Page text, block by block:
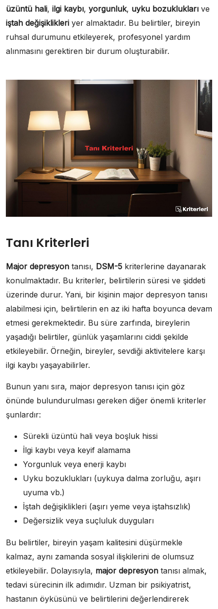
üzüntü hali, ilgi kaybı, yorgunluk, uyku bozuklukları ve
iştah değişiklikleri yer almaktadır. Bu belirtiler, bireyin
ruhsal durumunu etkileyerek, profesyonel yardım
alınmasını gerektiren bir durum oluşturabilir.
Tanı Kriterleri
Major depresyon tanısı, DSM-5 kriterlerine dayanarak
konulmaktadır. Bu kriterler, belirtilerin süresi ve şiddeti
üzerinde durur. Yani, bir kişinin major depresyon tanısı
alabilmesi için, belirtilerin en az iki hafta boyunca devam
etmesi gerekmektedir. Bu süre zarfında, bireylerin
yaşadığı belirtiler, günlük yaşamlarını ciddi şekilde
etkileyebilir. Örneğin, bireyler, sevdiği aktivitelere karşı
ilgi kaybı yaşayabilirler.
Bunun yanı sıra, major depresyon tanısı için göz
önünde bulundurulması gereken diğer önemli kriterler
şunlardır:
Sürekli üzüntü hali veya boşluk hissi
İlgi kaybı veya keyif alamama
Yorgunluk veya enerji kaybı
Uyku bozuklukları (uykuya dalma zorluğu, aşırı
uyuma vb.)
İştah değişiklikleri (aşırı yeme veya iştahsızlık)
Değersizlik veya suçluluk duyguları
Bu belirtiler, bireyin yaşam kalitesini düşürmekle
kalmaz, aynı zamanda sosyal ilişkilerini de olumsuz
etkileyebilir. Dolayısıyla, major depresyon tanısı almak,
tedavi sürecinin ilk adımıdır. Uzman bir psikiyatrist,
hastanın öyküsünü ve belirtilerini değerlendirerek